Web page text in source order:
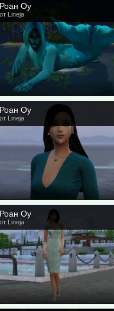
Роан Оу
от Lineja
Роан Оу
от Lineja
Роан Оу
от Lineja